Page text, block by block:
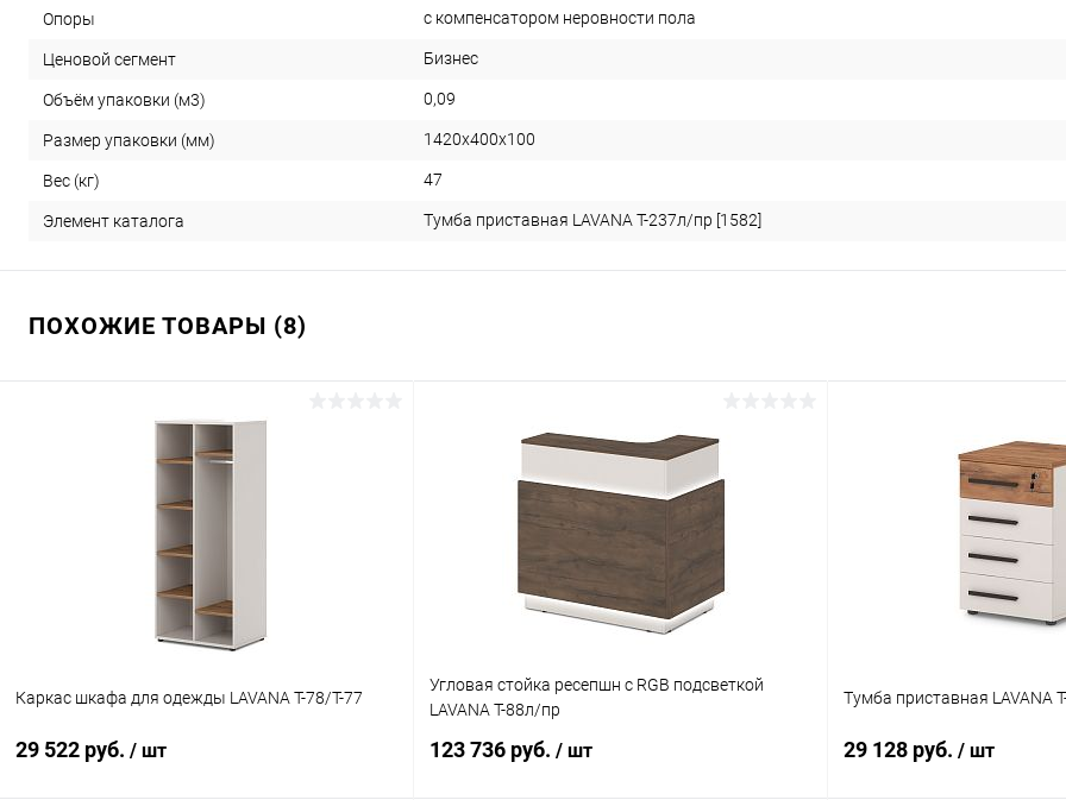
Опоры с компенсатором неровности пола
Ценовой сегмент Бизнес
Объём упаковки (м3) 0,09
Размер упаковки (мм) 1420х400х100
Вес (кг) 47
Элемент каталога Тумба приставная LAVANA T-237л/пр [1582]
ПОХОЖИЕ ТОВАРЫ (8)
Каркас шкафа для одежды LAVANA T-78/T-77
29 522 руб. / шт
Угловая стойка ресепшн с RGB подсветкой
LAVANA T-88л/пр
123 736 руб. / шт
Тумба приставная LAVANA
29 128 руб. / шт